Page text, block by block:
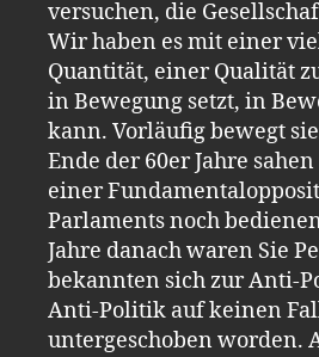
versuchen, die
Wir haben es mit einer
Quantität, einer Qualität
in Bewegung setzt, in
kann. Vorläufig bewegt
Ende der 60er Jahre
einer
Parlaments noch
Jahre danach waren Sie
bekannten sich zur Anti-
Anti-Politik auf keinen
untergeschoben worden.